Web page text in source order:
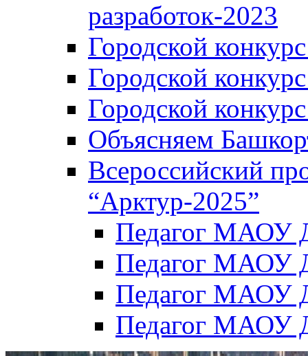
разработок-2023
Городской
Городской
Городской
Объясняем
Всероссийский
“Арктур-2025”
Педагог МАОУ
Педагог МАОУ
Педагог МАОУ
Педагог МАОУ